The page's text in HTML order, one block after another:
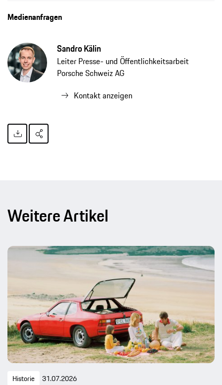
Medienanfragen
Sandro Kälin
Leiter Presse- und Öffentlichkeitsarbeit
Porsche Schweiz AG
Kontakt anzeigen
Weitere Artikel
Historie 31.07.2026